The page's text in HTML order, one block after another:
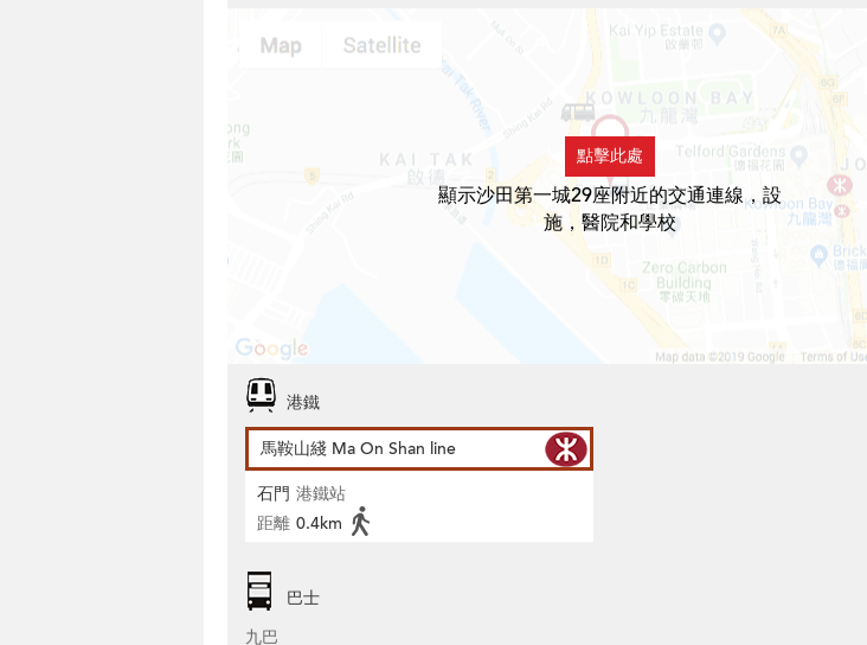
點擊此處
顯示沙田第一城29座附近的交通連線，設
施，醫院和學校
港鐵
馬鞍山綫 Ma On Shan line
石門 港鐵站
距離 0.4km
巴士
九巴